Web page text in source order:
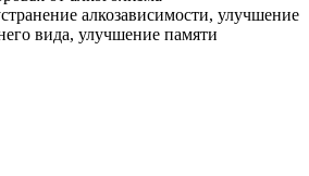
алкозависимости, улучшение
вида, улучшение памяти